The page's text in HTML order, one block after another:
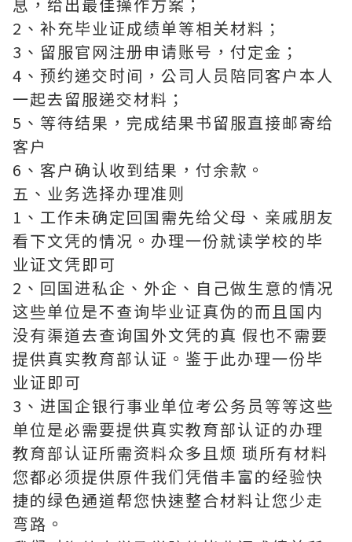
2、补充毕业证成绩单等相关材料；
3、留服官网注册申请账号，付定金；
4、预约递交时间，公司人员陪同客户本人
一起去留服递交材料；
5、等待结果，完成结果书留服直接邮寄给
客户
6、客户确认收到结果，付余款。
五、业务选择办理准则
1、工作未确定回国需先给父母、亲戚朋友
看下文凭的情况。办理一份就读学校的毕
业证文凭即可
2、回国进私企、外企、自己做生意的情况
这些单位是不查询毕业证真伪的而且国内
没有渠道去查询国外文凭的真 假也不需要
提供真实教育部认证。鉴于此办理一份毕
业证即可
3、进国企银行事业单位考公务员等等这些
单位是必需要提供真实教育部认证的办理
教育部认证所需资料众多且烦 琐所有材料
您都必须提供原件我们凭借丰富的经验快
捷的绿色通道帮您快速整合材料让您少走
弯路。